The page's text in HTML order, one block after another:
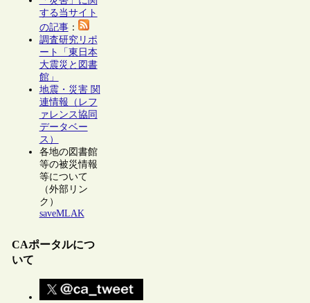
する当サイト
の記事：
調査研究リポ
ート「東日本
大震災と図書
館」
地震・災害 関
連情報（レフ
ァレンス協同
データベー
ス）
各地の図書館
等の被災情報
等について
（外部リン
ク）
saveMLAK
CAポータルにつ
いて